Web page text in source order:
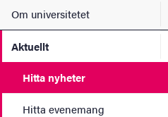
Om universitetet
Aktuellt
Hitta nyheter
Hitta evenemang